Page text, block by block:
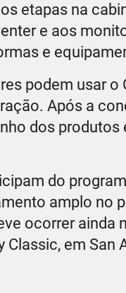
etapas na
e aos
e
podem usar o
Após a
dos
do
amplo no
ocorrer ainda
em San